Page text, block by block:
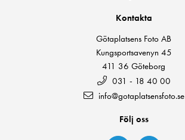
Kontakta
Götaplatsens Foto AB
Kungsportsavenyn 45
411 36 Göteborg
031 - 18 40 00
info@gotaplatsensfoto.se
Följ oss